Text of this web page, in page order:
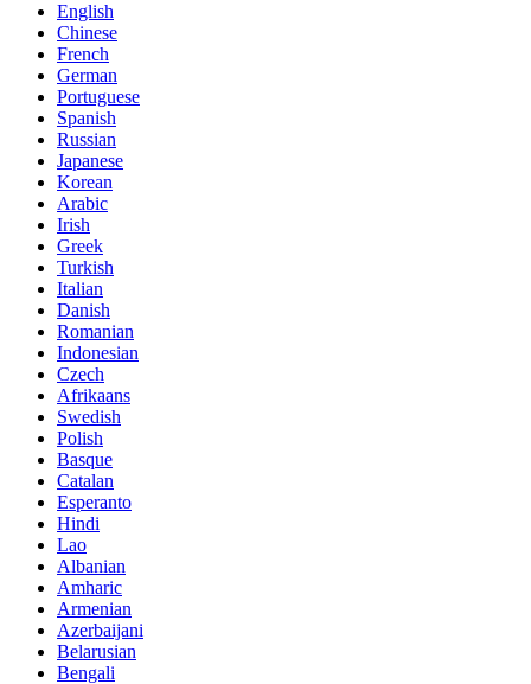
English
Chinese
French
German
Portuguese
Spanish
Russian
Japanese
Korean
Arabic
Irish
Greek
Turkish
Italian
Danish
Romanian
Indonesian
Czech
Afrikaans
Swedish
Polish
Basque
Catalan
Esperanto
Hindi
Lao
Albanian
Amharic
Armenian
Azerbaijani
Belarusian
Bengali